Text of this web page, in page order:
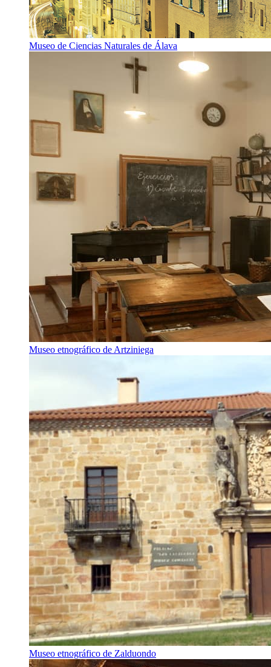
Museo de Ciencias Naturales de Álava
Museo etnográfico de Artziniega
Museo etnográfico de Zalduondo